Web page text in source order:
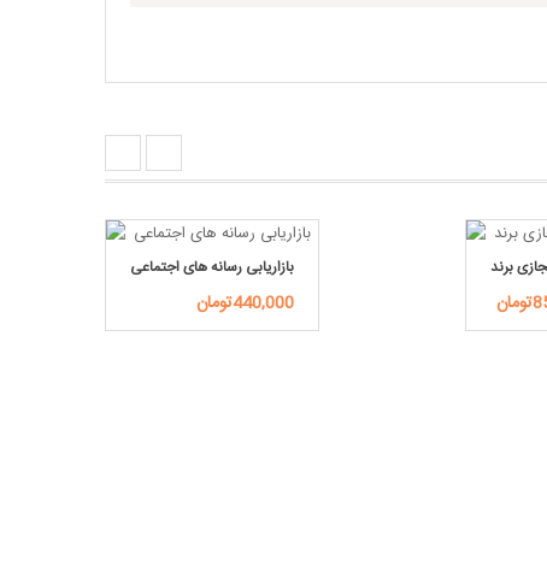
بازاریابی رسانه های اجتماعی
440,000تومان
برند